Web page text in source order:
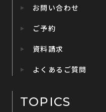
お問い合わせ
ご予約
資料請求
よくあるご質問
TOPICS